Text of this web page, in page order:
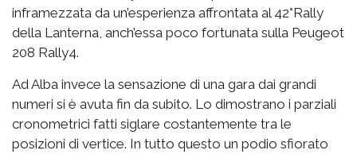
inframezzata da un’esperienza affrontata al 42°Rally
della Lanterna, anch’essa poco fortunata sulla Peugeot
208 Rally4.
Ad Alba invece la sensazione di una gara dai grandi
numeri si è avuta fin da subito. Lo dimostrano i parziali
cronometrici fatti siglare costantemente tra le
posizioni di vertice. In tutto questo un podio sfiorato